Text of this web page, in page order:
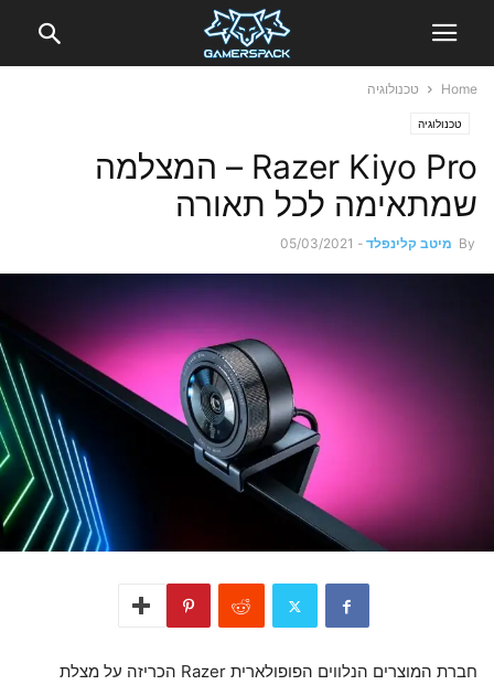
Home טכנולוגיה
טכנולוגיה
Razer Kiyo Pro – המצלמה
שמתאימה לכל תאורה
By מיטב קלינפלד -
05/03/2021
חברת המוצרים הנלווים הפופולארית Razer הכריזה על מצלת